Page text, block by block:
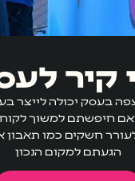
קיר
בעסק יכולה לייצר
חיפשתם למשוך
חשקים כמו תאבון
הגעתם למקום הנכון